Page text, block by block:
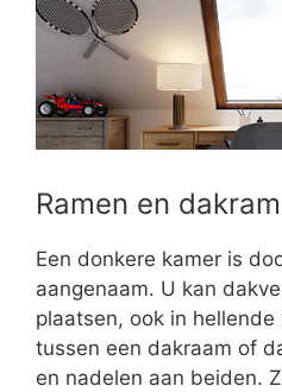
Ramen en
Een donkere kamer is
aangenaam. U kan
plaatsen, ook in
tussen een dakraam of
en nadelen aan beiden.